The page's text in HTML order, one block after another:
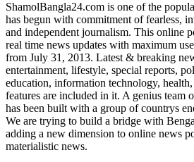
ShamolBangla24.com is one of the
has begun with commitment of fearless,
and independent journalism. This online
real time news updates with maximum
from July 31, 2013. Latest & breaking
entertainment, lifestyle, special reports,
education, information technology,
features are included in it. A genius team
has been built with a group of countrys
We are trying to build a bridge with
adding a new dimension to online news
materialistic news.